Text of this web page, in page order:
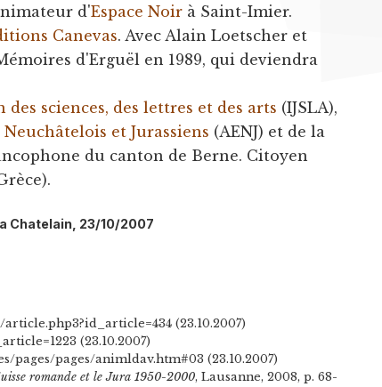
d'Espace Noir à Saint-Imier.
Canevas. Avec Alain Loetscher et
d'Erguël en 1989, qui deviendra
sciences, des lettres et des arts (IJSLA),
et Jurassiens (AENJ) et de la
du canton de Berne. Citoyen
Chatelain, 23/10/2007
(23.10.2007)
(23.10.2007)
pages/pages/animldav.htm#03 (23.10.2007)
romande et le Jura 1950-2000, Lausanne, 2008, p. 68-